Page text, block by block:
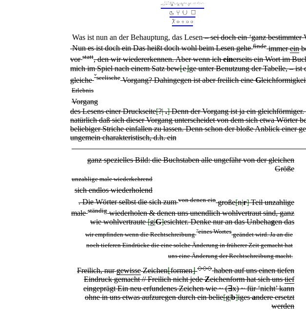
Was ist nun an der Behauptung, das Lesen– sei doch ein ‘ganz bestimmter
Nun es ist doch einDas heißt doch wohl beim Lesengehe findeimmerein
vor statt, den wir wiedererkennen. Aber wenn icheinerseits ein Wort im
mich im Spiel nach einem Satz bew⌊e⌋ge unter Benutzung der Tabelle, –
gleicheˇseelischeVorgang? Dahingegen ist aber freilich eineG
Erlebnis
Vorgang
des Lesens einer Druckseite[?|.]Denn der Vorgang ist ja ein gleichförmiger.
natürlich daß sich dieser Vorgang unterscheidet von dem sich etwa Wörter
beliebiger Striche einfallen zu lassen. Denn schon der bloße Anblick einer
ungemein charakteristisch, d.h. ein
ganz spezielles Bild: die Buchstaben alle ungefähr von der gleichen
Größe
unzahlige male wiederkehrend
sich endlos wiederholend
. Die Wörterselbst die sich zum von denen eingroße[n|r]Teil unzahlige
maleständigwiederholen &denenuns unendlich wohlvertraut sind, ganz
wie wohlvertraute[g|G]esichter. Denkenuran das Unbehagen das
wir empfinden wenn die Rechtschreibungˇeines Wortesgeändet wird. Ja an die
noch tieferen Eindrücke die eine solche Änderung in früherer Zeit gemacht hat
uns eine Änderung der Rechtschreibung macht.
Freilich, nurgewisseZeichen⌊formen⌋ ◇◇◇habenaufuns einen tiefen
Eindruck gemacht //Freilich nicht jedeZeichenform hat sich unstief
eingeprägt Ein neu erfundenes Zeichen wie~ (∃x) ~für ‘nicht’ kann
ohne in uns etwas aufzuregen durch ein belie[g|b]igesandere ersetzt
werden